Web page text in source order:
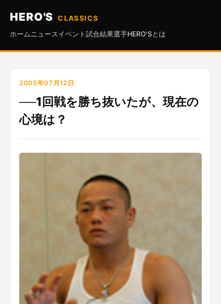
HERO'S
CLASSICS
ホーム ニュースイベント試合結果選手HERO'Sとは
2005年07月12日
──1回戦を勝ち抜いたが、現在の
心境は？